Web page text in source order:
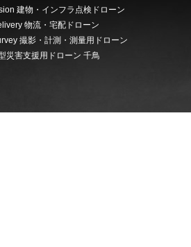
建物・インフラ点検ドローン
物流・宅配ドローン
撮影・計測・測量用ドローン
災害支援用ドローン 千鳥